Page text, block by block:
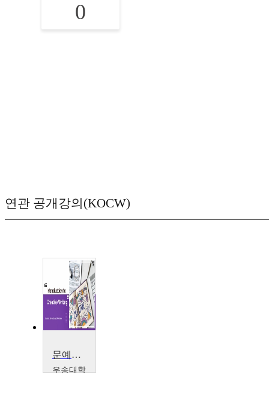
0
연관 공개강의(KOCW)
문예창작 입문
우송대학